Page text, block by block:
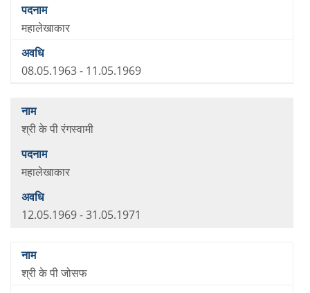
महालेखाकार
08.05.1963 - 11.05.1969
श्री के पी रंगस्वामी
महालेखाकार
12.05.1969 - 31.05.1971
श्री के पी जोसफ